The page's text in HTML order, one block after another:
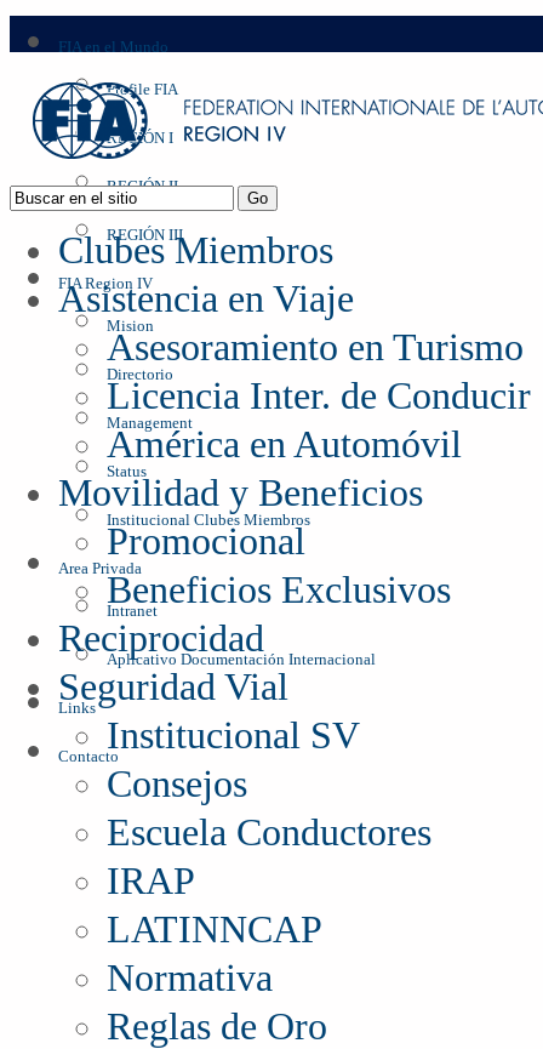
FIA en el Mundo
Profile FIA
REGIÓN I
REGIÓN II
REGIÓN III
FIA Region IV
Mision
Directorio
Management
Status
Institucional Clubes Miembros
Area Privada
Intranet
Aplicativo Documentación Internacional
Links
Contacto
Clubes Miembros
Asistencia en Viaje
Asesoramiento en Turismo
Licencia Inter. de Conducir
América en Automóvil
Movilidad y Beneficios
Promocional
Beneficios Exclusivos
Reciprocidad
Seguridad Vial
Institucional SV
Consejos
Escuela Conductores
IRAP
LATINNCAP
Normativa
Reglas de Oro